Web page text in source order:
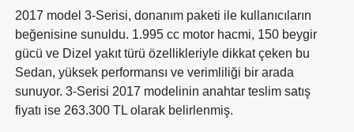
2017 model 3-Serisi, donanım paketi ile kullanıcıların
beğenisine sunuldu. 1.995 cc motor hacmi, 150 beygir
gücü ve Dizel yakıt türü özellikleriyle dikkat çeken bu
Sedan, yüksek performansı ve verimliliği bir arada
sunuyor. 3-Serisi 2017 modelinin anahtar teslim satış
fiyatı ise 263.300 TL olarak belirlenmiş.